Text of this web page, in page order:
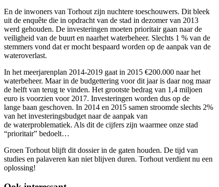
En de inwoners van Torhout zijn nuchtere toeschouwers. Dit bleek
uit de enquête die in opdracht van de stad in dezomer van 2013
werd gehouden. De investeringen moeten prioritair gaan naar de
veiligheid van de buurt en naarhet waterbeheer. Slechts 1 % van de
stemmers vond dat er mocht bespaard worden op de aanpak van de
wateroverlast.
In het meerjarenplan 2014-2019 gaat in 2015 €200.000 naar het
waterbeheer. Maar in de budgettering voor dit jaar is daar nog maar
de helft van terug te vinden. Het grootste bedrag van 1,4 miljoen
euro is voorzien voor 2017. Investeringen worden dus op de
lange baan geschoven. In 2014 en 2015 samen stroomde slechts 2%
van het investeringsbudget naar de aanpak van
de waterproblematiek. Als dit de cijfers zijn waarmee onze stad
“prioritair” bedoelt…
Groen Torhout blijft dit dossier in de gaten houden. De tijd van
studies en palaveren kan niet blijven duren. Torhout verdient nu een
oplossing!